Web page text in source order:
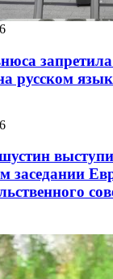
русском
заседании